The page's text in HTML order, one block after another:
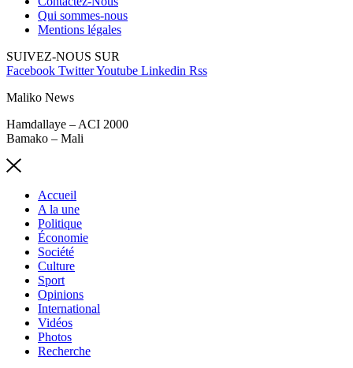
Qui sommes-nous
Mentions légales
SUIVEZ-NOUS SUR
Facebook TwitterYoutube Linkedin Rss
Maliko News
Hamdallaye – ACI 2000
Bamako – Mali
Accueil
A la une
Politique
Économie
Société
Culture
Sport
Opinions
International
Vidéos
Photos
Recherche